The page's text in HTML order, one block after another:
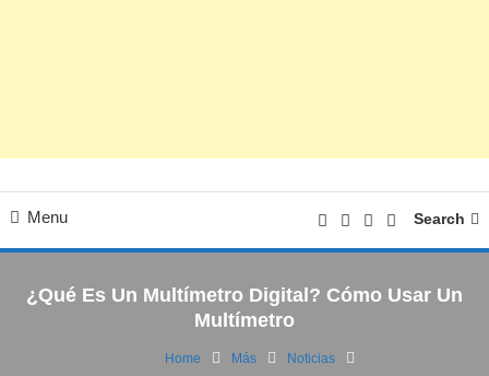
Menu Search
¿Qué Es Un Multímetro Digital? Cómo Usar Un
Multímetro
Home Más
Noticias